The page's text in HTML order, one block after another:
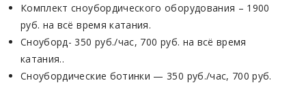
Комплект сноубордического оборудования – 1900
руб. на всё время катания.
Сноуборд- 350 руб./час, 700 руб. на всё время
катания..
Сноубордические ботинки — 350 руб./час, 700 руб.